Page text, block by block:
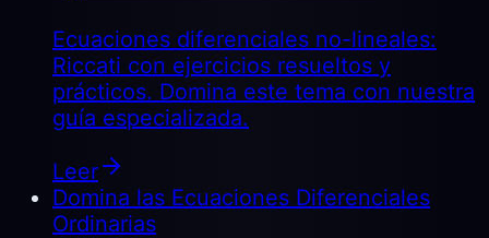
Ecuaciones diferenciales no-lineales:
Riccati con ejercicios resueltos y
prácticos. Domina este tema con nuestra
guía especializada.
Leer
Domina las Ecuaciones Diferenciales
Ordinarias